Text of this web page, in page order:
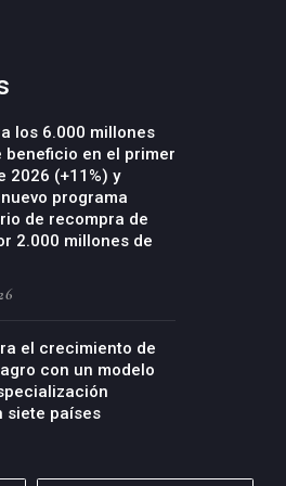
los 6.000 millones
beneficio en el primer
2026 (+11%) y
programa
de recompra de
2.000 millones de
el crecimiento de
con un modelo
siete países